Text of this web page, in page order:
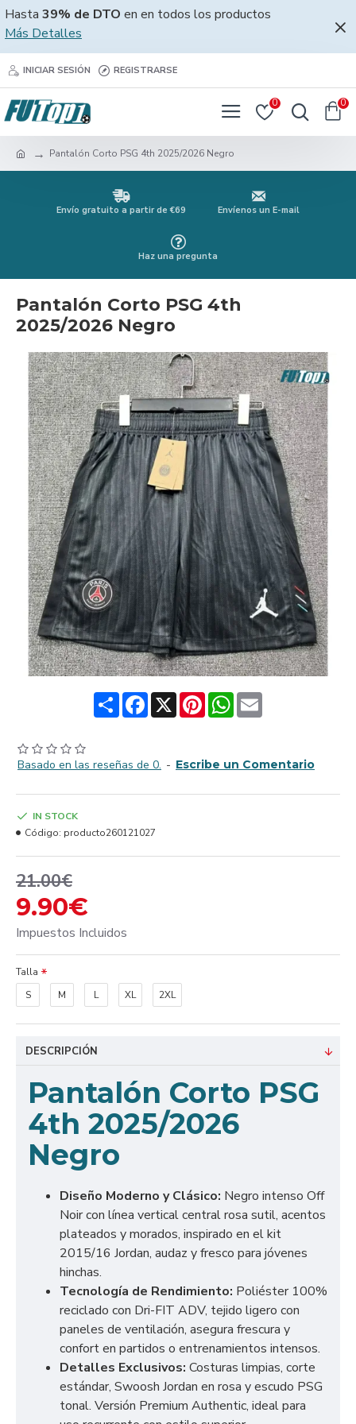
Hasta 39% de DTO en en todos los productos
Más Detalles
INICIAR SESIÓN REGISTRARSE
0 0
Pantalón Corto PSG 4th 2025/2026 Negro
Envío gratuito a partir de €69 Envíenos un E-mail
Haz una pregunta
Pantalón Corto PSG 4th
2025/2026 Negro
ShareFacebook
X PinterestWhatsApp
Email
Basado en las reseñas de 0. - Escribe un Comentario
9.90€
21.00€
Impuestos Incluidos
IN STOCK
Código: producto260121027
Talla
S
M L XL 2XL
DESCRIPCIÓN
Pantalón Corto PSG
4th 2025/2026
Negro
Diseño Moderno y Clásico: Negro intenso Off
Noir con línea vertical central rosa sutil, acentos
plateados y morados, inspirado en el kit
2015/16 Jordan, audaz y fresco para jóvenes
hinchas.
Tecnología de Rendimiento: Poliéster 100%
reciclado con Dri-FIT ADV, tejido ligero con
paneles de ventilación, asegura frescura y
confort en partidos o entrenamientos intensos.
Detalles Exclusivos: Costuras limpias, corte
estándar, Swoosh Jordan en rosa y escudo PSG
tonal. Versión Premium Authentic, ideal para